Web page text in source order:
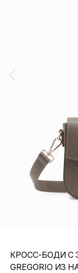
КРОСС-БОДИ С
GREGORIO ИЗ